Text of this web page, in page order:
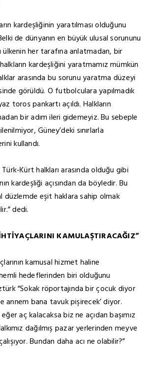
kardeşliğinin yaratılması olduğunu
de dünyanın en büyük ulusal sorununu
ülkenin her tarafına anlatmadan, bir
kardeşliğini yaratmamız mümkün
arasında bu sorunu yaratma düzeyi
görüldü. O futbolculara yapılmadık
toros pankartı açıldı. Halkların
bir adım ileri gidemeyiz. Bu sebeple
Güney’deki sınırlarla
kullandı.
Kürt halkları arasında olduğu gibi
kardeşliği açısından da böyledir. Bu
düzlemde eşit haklara sahip olmak
dedi.
KAMULAŞTIRACAĞIZ”
kamusal hizmet haline
hedeflerinden biri olduğunu
“Sokak röportajında bir çocuk diyor
annem bana tavuk pişirecek’ diyor.
aç kalacaksa biz ne açıdan başımız
dağılmış pazar yerlerinden meyve
Bundan daha acı ne olabilir?”